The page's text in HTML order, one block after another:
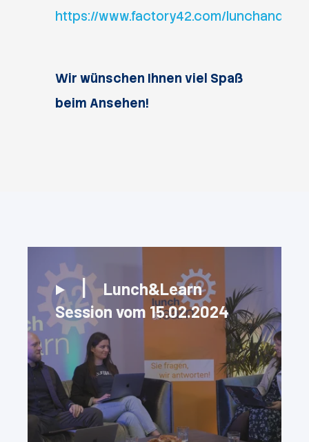
https://www.factory42.com/
Wir wünschen Ihnen viel Spaß
beim Ansehen!
Lunch&Learn
Session vom 15.02.2024